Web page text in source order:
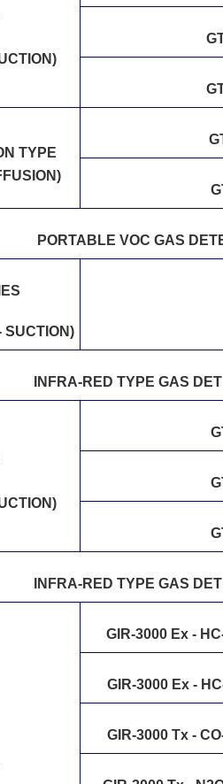
TYPE
PORTABLE VOC GAS
SUCTION)
INFRA-RED TYPE GAS
INFRA-RED TYPE GAS
GIR-3000 Ex -
GIR-3000 Ex -
GIR-3000 Tx -